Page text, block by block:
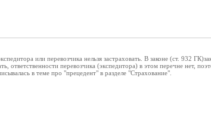
или перевозчика нельзя застраховать. В законе (ст. 932
ответственности перевозчика (экспедитора) в этом перечне нет,
в теме про "прецедент" в разделе "Страхование".